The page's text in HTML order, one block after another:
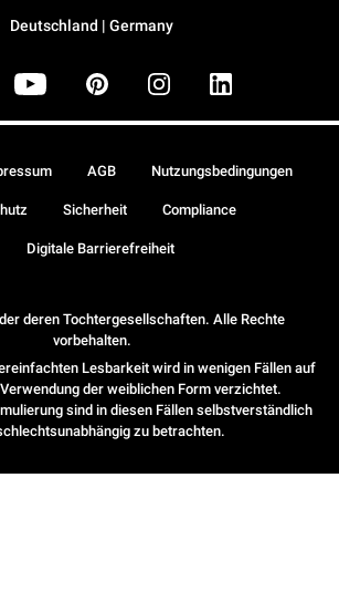
Deutschland | Germany
deren Tochtergesellschaften. Alle Rechte
vorbehalten.
Lesbarkeit wird in wenigen Fällen auf
der weiblichen Form verzichtet.
sind in diesen Fällen selbstverständlich
zu betrachten.
AGB Nutzungsbedingungen
Sicherheit Compliance
Digitale Barrierefreiheit